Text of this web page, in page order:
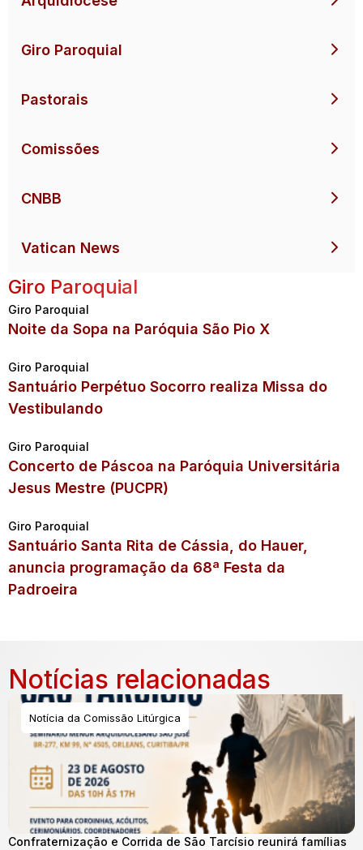
Giro Paroquial
Pastorais
Comissões
CNBB
Vatican News
Giro Paroquial
Giro Paroquial
Noite da Sopa na Paróquia São Pio X
Giro Paroquial
Santuário Perpétuo Socorro realiza Missa do
Vestibulando
Giro Paroquial
Concerto de Páscoa na Paróquia Universitária
Jesus Mestre (PUCPR)
Giro Paroquial
Santuário Santa Rita de Cássia, do Hauer,
anuncia programação da 68ª Festa da
Padroeira
Notícias relacionadas
Notícia da Comissão Litúrgica
Confraternização e Corrida de São Tarcísio reunirá famílias